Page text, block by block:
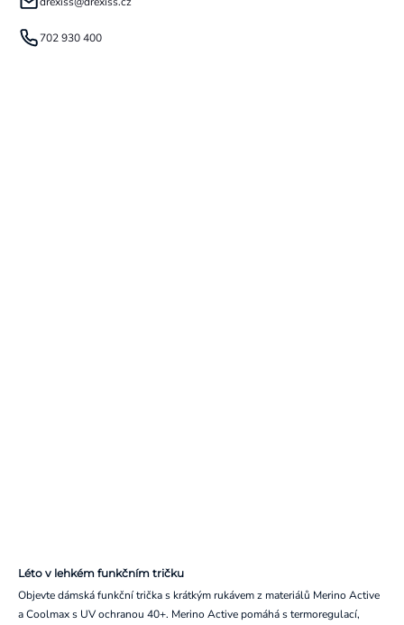
702 930 400
Léto v lehkém funkčním tričku
Objevte dámská funkční trička s krátkým rukávem z materiálů Merino Active
a Coolmax s UV ochranou 40+. Merino Active pomáhá s termoregulací,